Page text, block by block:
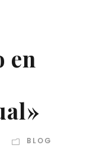
en
BLOG